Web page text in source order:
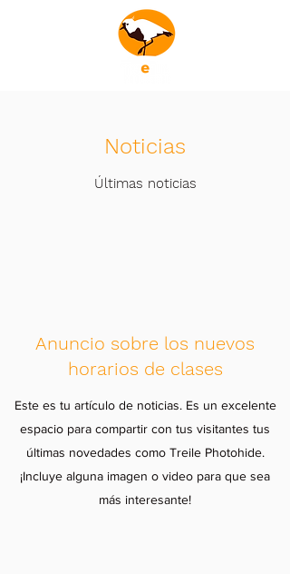
Noticias
Últimas noticias
Anuncio sobre los nuevos
horarios de clases
Este es tu artículo de noticias. Es un excelente
espacio para compartir con tus visitantes tus
últimas novedades como Treile Photohide.
¡Incluye alguna imagen o video para que sea
más interesante!